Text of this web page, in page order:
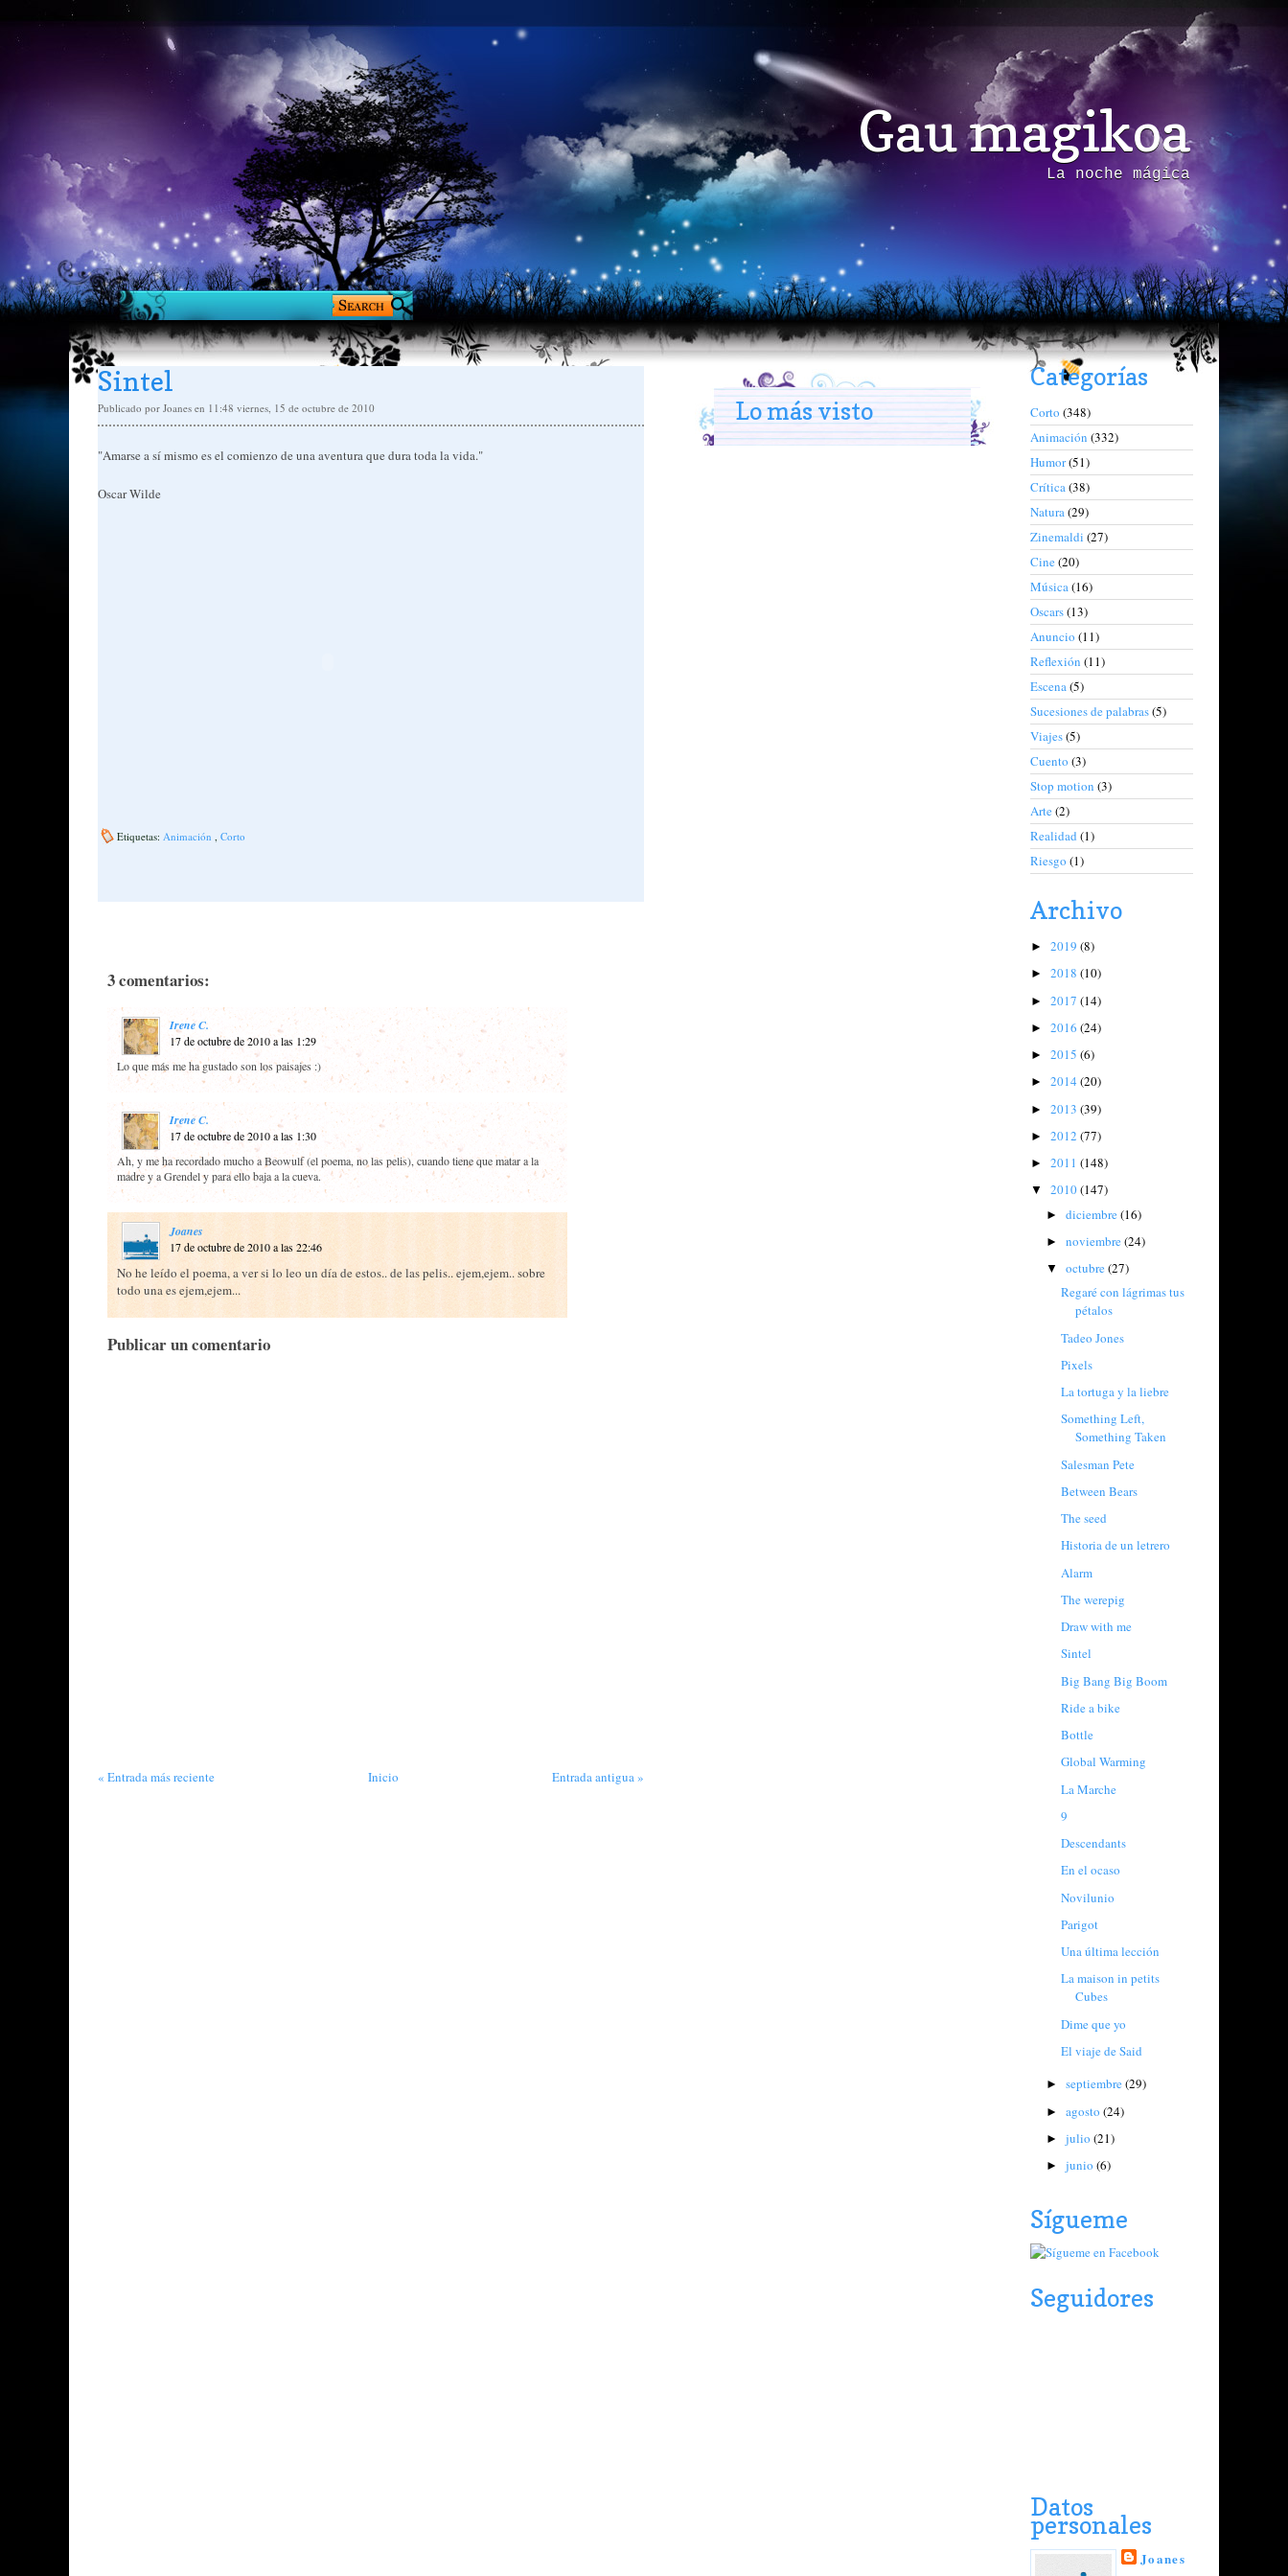
Gau magikoa
La noche mágica
Sintel
Publicado por Joanes en 11:48 viernes, 15 de octubre de 2010
"Amarse a sí mismo es el comienzo de una aventura que dura toda la vida."
Oscar Wilde
Etiquetas: Animación Corto
3 comentarios:
Irene C.
17 de octubre de 2010 a las 1:29
Lo que más me ha gustado son los paisajes :)
Irene C.
17 de octubre de 2010 a las 1:30
Ah, y me ha recordado mucho a Beowulf (el poema, no las pelis), cuando tiene que matar a la
madre y a Grendel y para ello baja a la cueva.
Joanes
17 de octubre de 2010 a las 22:46
No he leído el poema, a ver si lo leo un día de estos.. de las pelis.. ejem,ejem.. sobre
todo una es ejem,ejem...
Publicar un comentario
« Entrada más reciente Entrada antigua »
Inicio
Lo más visto
Categorías
Corto (348)
Animación (332)
Humor(51)
Crítica(38)
Natura(29)
Zinemaldi (27)
Cine(20)
Música(16)
Oscars(13)
Anuncio (11)
Reflexión (11)
Escena(5)
Sucesiones de palabras(5)
Viajes(5)
Cuento (3)
Stop motion (3)
Arte(2)
Realidad (1)
Riesgo (1)
Archivo
► 2019 (8)
► 2018 (10)
► 2017 (14)
► 2016 (24)
► 2015 (6)
► 2014 (20)
► 2013 (39)
► 2012 (77)
► 2011 (148)
▼ 2010(147)
► diciembre(16)
► noviembre(24)
▼ octubre(27)
Regaré con lágrimas tus
pétalos
Tadeo Jones
Pixels
La tortuga y la liebre
Something Left,
Something Taken
Salesman Pete
Between Bears
The seed
Historia de un letrero
Alarm
The werepig
Draw with me
Sintel
Big Bang Big Boom
Ride a bike
Bottle
Global Warming
La Marche
9
Descendants
En el ocaso
Novilunio
Parigot
Una última lección
La maison in petits
Cubes
Dime que yo
El viaje de Said
► septiembre(29)
► agosto (24)
► julio (21)
► junio (6)
Sígueme
Seguidores
Datos
personales
Joanes